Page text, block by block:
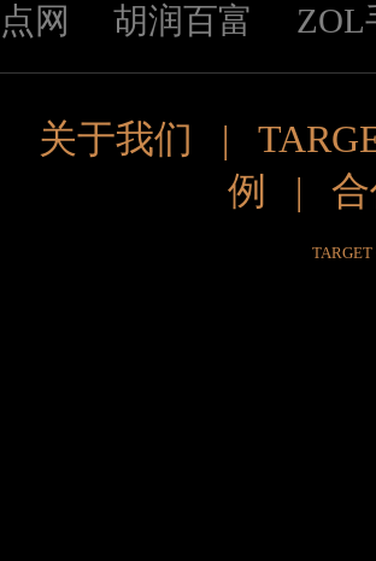
点网
胡润百富 ZOL
关于我们 |
例
|